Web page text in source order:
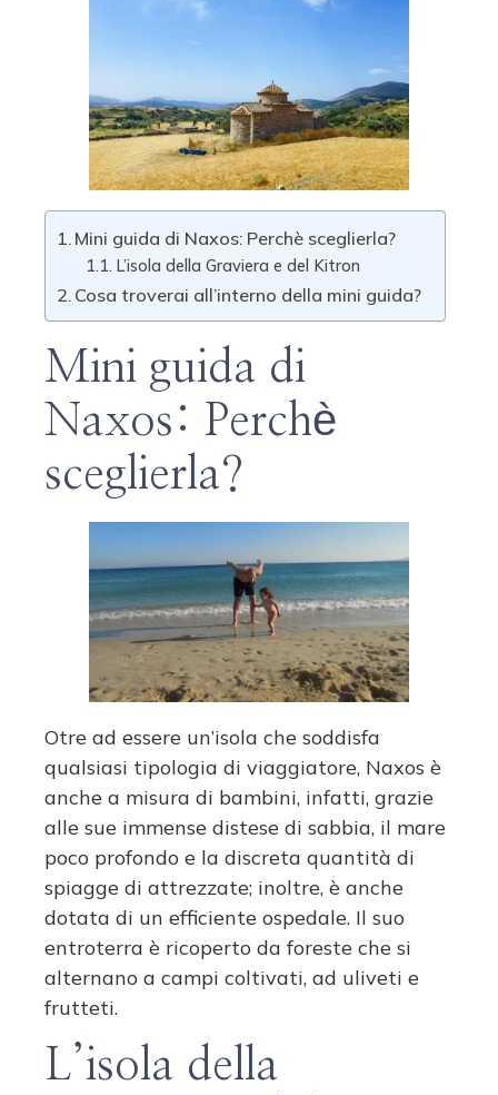
Mini guida di Naxos: Perchè sceglierla?
L’isola della Graviera e del Kitron
Cosa troverai all’interno della mini guida?
Mini guida di
Naxos: Perchè
sceglierla?
Otre ad essere un’isola che soddisfa
qualsiasi tipologia di viaggiatore, Naxos è
anche a misura di bambini, infatti, grazie
alle sue immense distese di sabbia, il mare
poco profondo e la discreta quantità di
spiagge di attrezzate; inoltre, è anche
dotata di un efficiente ospedale. Il suo
entroterra è ricoperto da foreste che si
alternano a campi coltivati, ad uliveti e
frutteti.
L’isola della